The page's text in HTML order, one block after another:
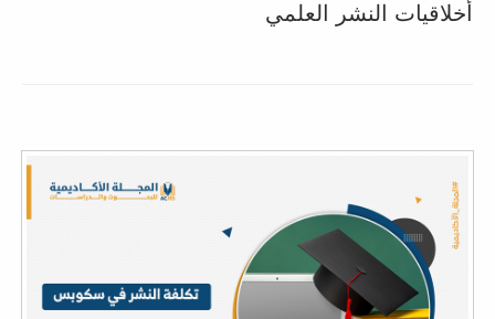
أخلاقيات النشر العلمي